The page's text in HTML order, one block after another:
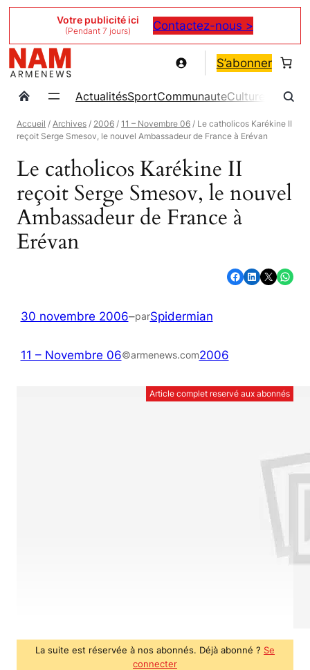
contenu
Votre publicité ici
(Pendant 7 jours) Contactez-nous >
S’abonner
ActualitésSportCommunauteCulture
Accueil /Archives / 2006 /11 – Novembre 06 / Le catholicos Karékine II
reçoit Serge Smesov, le nouvel Ambassadeur de France à Erévan
Le catholicos Karékine II
reçoit Serge Smesov, le nouvel
Ambassadeur de France à
Erévan
Partager sur Facebook Partager sur LinkedIn Partager sur X Partager sur WhatsApp
30 novembre 2006–parSpidermian
11 – Novembre 06©armenews.com2006
Article complet reservé aux abonnés
La suite est réservée à nos abonnés. Déjà abonné ? Se
connecter